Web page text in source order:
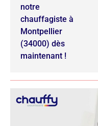
notre
chauffagiste à
Montpellier
(34000) dès
maintenant !